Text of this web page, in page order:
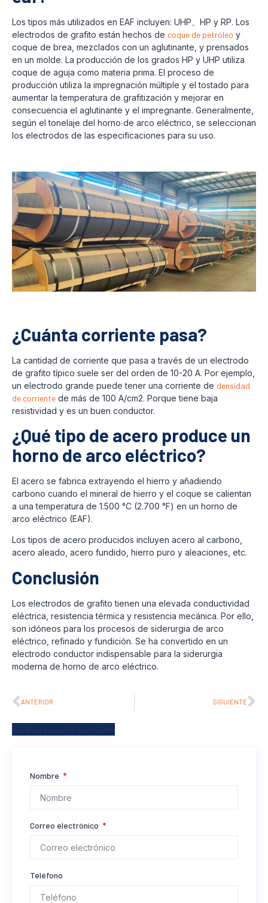
Los tipos más utilizados en EAF incluyen: UHP、HP y RP. Los
electrodos de grafito están hechos de coque de petróleo y
coque de brea, mezclados con un aglutinante, y prensados
en un molde. La producción de los grados HP y UHP utiliza
coque de aguja como materia prima. El proceso de
producción utiliza la impregnación múltiple y el tostado para
aumentar la temperatura de grafitización y mejorar en
consecuencia el aglutinante y el impregnante. Generalmente,
según el tonelaje del horno de arco eléctrico, se seleccionan
los electrodos de las especificaciones para su uso.
¿Cuánta corriente pasa?
La cantidad de corriente que pasa a través de un electrodo
de grafito típico suele ser del orden de 10-20 A. Por ejemplo,
un electrodo grande puede tener una corriente de densidad
de corriente de más de 100 A/cm2. Porque tiene baja
resistividad y es un buen conductor.
¿Qué tipo de acero produce un
horno de arco eléctrico?
El acero se fabrica extrayendo el hierro y añadiendo
carbono cuando el mineral de hierro y el coque se calientan
a una temperatura de 1.500 °C (2.700 °F) en un horno de
arco eléctrico (EAF).
Los tipos de acero producidos incluyen acero al carbono,
acero aleado, acero fundido, hierro puro y aleaciones, etc.
Conclusión
Los electrodos de grafito tienen una elevada conductividad
eléctrica, resistencia térmica y resistencia mecánica. Por ello,
son idóneos para los procesos de siderurgia de arco
eléctrico, refinado y fundición. Se ha convertido en un
electrodo conductor indispensable para la siderurgia
moderna de horno de arco eléctrico.
ANTERIOR SIGUIENTE
Envíe su consulta hoy mismo
Nombre
Correo electrónico
Teléfono